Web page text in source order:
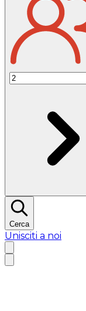
Cerca
Unisciti a noi